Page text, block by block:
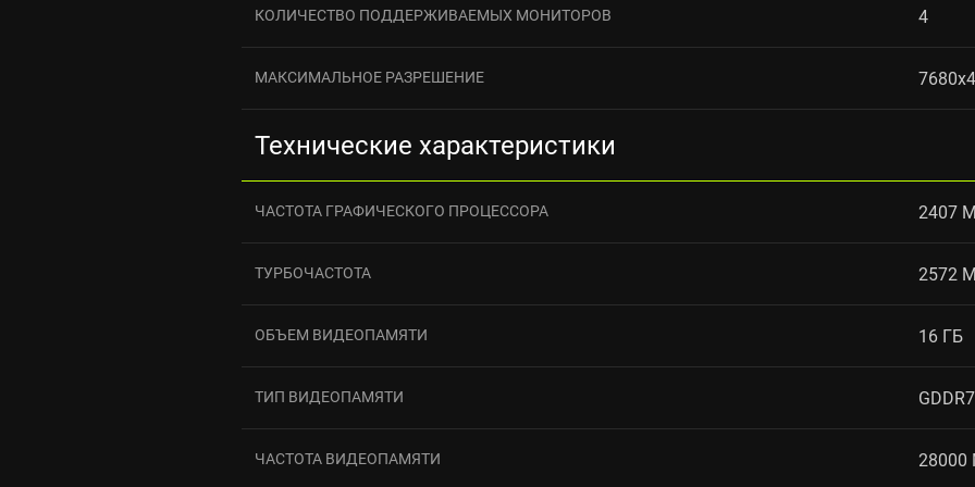
КОЛИЧЕСТВО ПОДДЕРЖИВАЕМЫХ МОНИТОРОВ 4
МАКСИМАЛЬНОЕ РАЗРЕШЕНИЕ
Технические характеристики
ЧАСТОТА ГРАФИЧЕСКОГО ПРОЦЕССОРА 2407
ТУРБОЧАСТОТА 2572
ОБЪЕМ ВИДЕОПАМЯТИ 16 ГБ
ТИП ВИДЕОПАМЯТИ GDDR7
ЧАСТОТА ВИДЕОПАМЯТИ 28000